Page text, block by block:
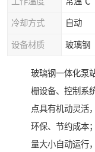
冷却方式 自动
设备材质 玻璃钢
玻璃钢一体化泵
栅设备、控制系
点具有机动灵活
环保、节约成本
量大小自动运行